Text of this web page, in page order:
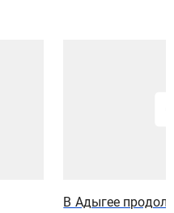
В Адыгее